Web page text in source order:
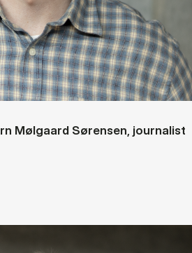
Mølgaard Sørensen, journalist